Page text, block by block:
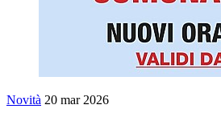
Novità 20 mar 2026